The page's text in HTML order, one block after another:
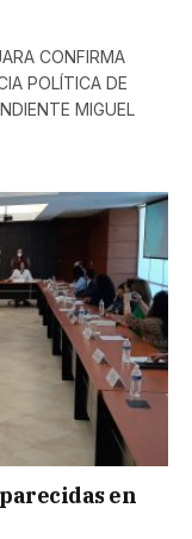
CONFIRMA
POLÍTICA DE
MIGUEL
en